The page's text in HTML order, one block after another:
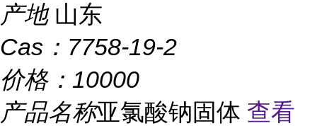
产地 山东
Cas： 7758-19-2
价格： 10000
产品名称亚氯酸钠固体 查看